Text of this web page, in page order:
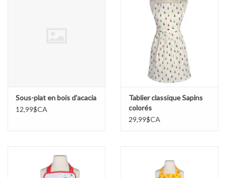
Sous-plat en bois d'acacia
12,99$CA
Tablier classique Sapins
colorés
29,99$CA